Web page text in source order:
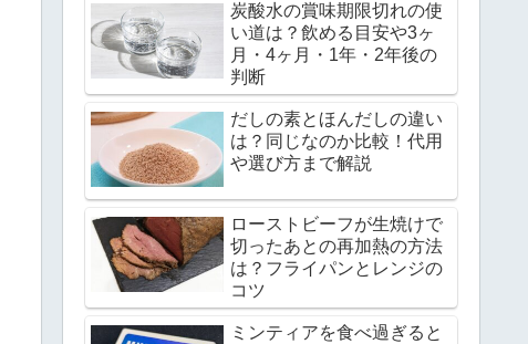
炭酸水の賞味期限切れの使
い道は？飲める目安や3ヶ
月・4ヶ月・1年・2年後の
判断
だしの素とほんだしの違い
は？同じなのか比較！代用
や選び方まで解説
ローストビーフが生焼けで
切ったあとの再加熱の方法
は？フライパンとレンジの
コツ
ミンティアを食べ過ぎると